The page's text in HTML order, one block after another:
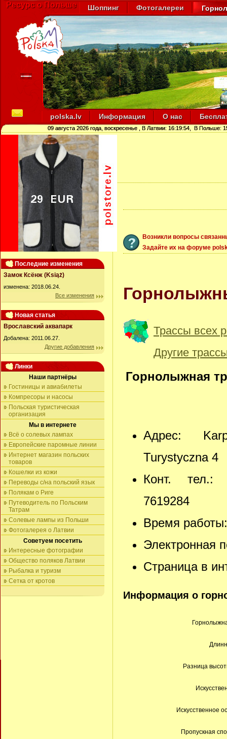
Ресурс о Польше Шоппинг Фотогалереи
polska.lv Информация О нас
09 августа 2026 года, воскресенье , В Латвии: 16:19:55 , В Польше:
Последние изменения
Замок Ксёнж (Książ)
изменена: 2018.06.24.
Все изменения
Новая статья
Врославский аквапарк
Добалена: 2011.06.27.
Другие добавления
Линки
Наши партнёры
Гостиницы и авиабилеты
Компресоры и насосы
Польская туристическая
организация
Мы в интернете
Всё о солевых лампах
Европейские паромные линии
Интернет магазин польских
товаров
Кошелки из кожи
Переводы с/на польский язык
Полякам о Риге
Путеводитель по Польским
Татрам
Солевые лампы из Польши
Фотогалерея о Латвии
Советуем посетить
Интересные фотографии
Общество поляков Латвии
Рыбалка и туризм
Сетка от кротов
Возникли вопросы
Задайте их на форуме
Трассы всех
Другие
Горнолыжная
Адрес:
Turystyczna 4
Конт.
7619284
Время
Электронная
Страница в
Информация о
Разница
Искусственное
Пропускная